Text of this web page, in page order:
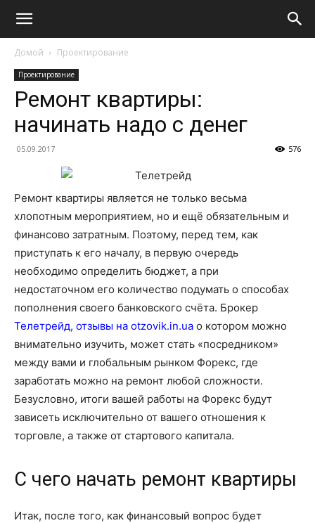
Домой Проектирование
Проектирование
Ремонт квартиры:
начинать надо с денег
05.09.2017 576
Ремонт квартиры является не только весьма
хлопотным мероприятием, но и ещё обязательным и
финансово затратным. Поэтому, перед тем, как
приступать к его началу, в первую очередь
необходимо определить бюджет, а при
недостаточном его количество подумать о способах
пополнения своего банковского счёта. Брокер
Телетрейд, отзывы на otzovik.in.ua о котором можно
внимательно изучить, может стать «посредником»
между вами и глобальным рынком Форекс, где
заработать можно на ремонт любой сложности.
Безусловно, итоги вашей работы на Форекс будут
зависеть исключительно от вашего отношения к
торговле, а также от стартового капитала.
С чего начать ремонт квартиры
Итак, после того, как финансовый вопрос будет